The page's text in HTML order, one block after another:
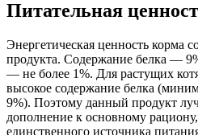
Питательная
Энергетическая ценность корма
продукта. Содержание белка —
— не более 1%. Для растущих
высокое содержание белка
9%). Поэтому данный продукт
дополнение к основному рациону,
единственного источника